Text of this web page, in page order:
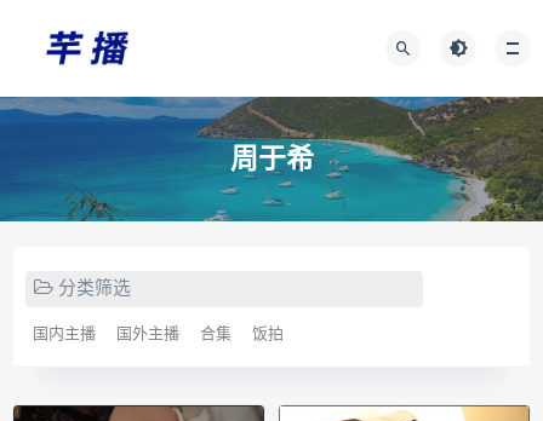
周于希
分类筛选
国内主播 国外主播 合集 饭拍